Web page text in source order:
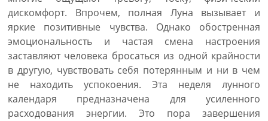
дискомфорт. Впрочем, полная Луна вызывает и
яркие позитивные чувства. Однако обостренная
эмоциональность и частая смена настроения
заставляют человека бросаться из одной крайности
в другую, чувствовать себя потерянным и ни в чем
не находить успокоения. Эта неделя лунного
календаря предназначена для усиленного
расходования энергии. Это пора завершения